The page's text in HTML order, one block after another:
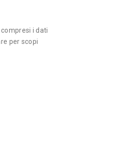
i dati
per scopi